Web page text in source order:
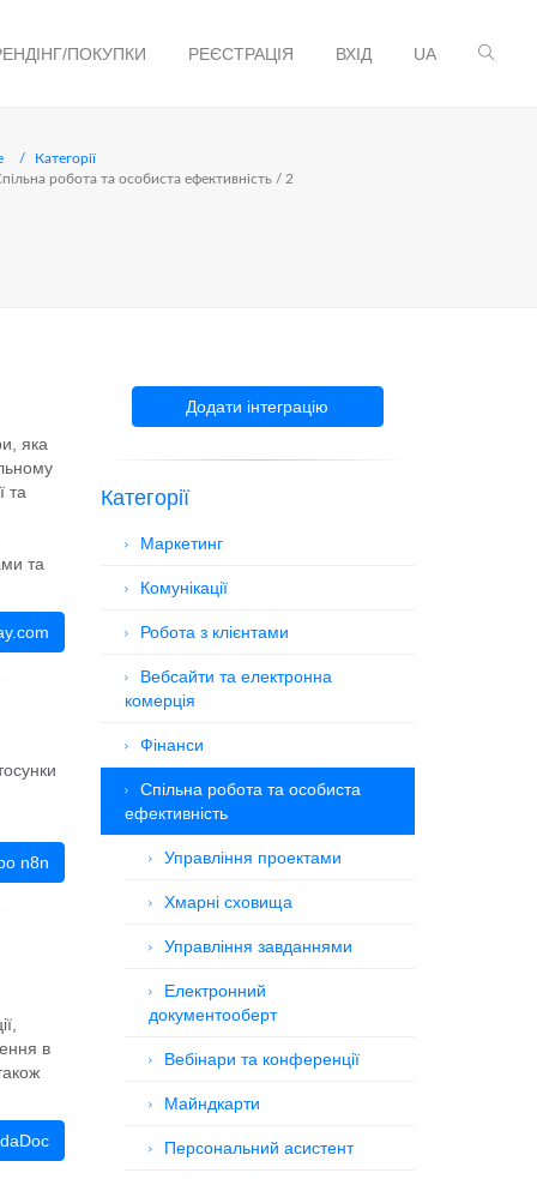
ПОКУПКИ РЕЄСТРАЦІЯ ВХІД UA
Категорії
робота та особиста ефективність / 2
яка
та
та
n8n
в
Додати інтеграцію
Категорії
Маркетинг
Комунікації
Робота з клієнтами
Вебсайти та електронна
комерція
Фінанси
Спільна робота та особиста
ефективність
Управління проектами
Хмарні сховища
Управління завданнями
Електронний
документооберт
Вебінари та конференції
Майндкарти
Персональний асистент